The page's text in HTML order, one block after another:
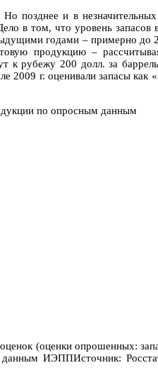
позднее и в
в том, что уровень запасов
годами – примерно до
продукцию –
к рубежу 200 долл. за
2009 г. оценивали запасы
по опросным данным
(оценки опрошенных:
ИЭППИсточник: